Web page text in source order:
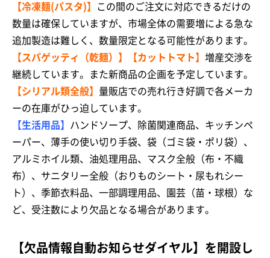
【冷凍麺(パスタ)】
この間のご注文に対応できるだけの
数量は確保していますが、市場全体の需要増による急な
追加製造は難しく、数量限定となる可能性があります。
【スパゲッティ（乾麺）】【カットトマト】 増産交渉を
継続しています。また新商品の企画を予定しています。
【シリアル類全般】 量販店での売れ行き好調で各メーカ
ーの在庫がひっ迫しています。
【生活用品】
ハンドソープ、除菌関連商品、キッチンペ
ーパー、薄手の使い切り手袋、袋（ゴミ袋・ポリ袋）、
アルミホイル類、油処理用品、マスク全般（布・不織
布）、サニタリー全般（おりものシート・尿もれシー
ト）、季節衣料品、一部調理用品、園芸（苗・球根）な
ど、受注数により欠品となる場合があります。
【欠品情報自動お知らせダイヤル】を開設し